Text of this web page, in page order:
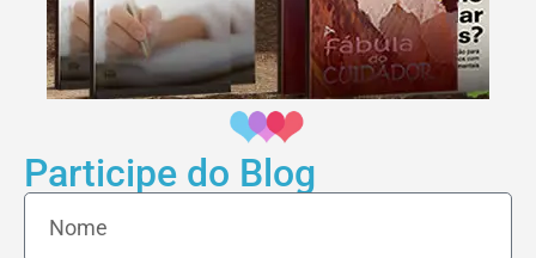
Participe do Blog